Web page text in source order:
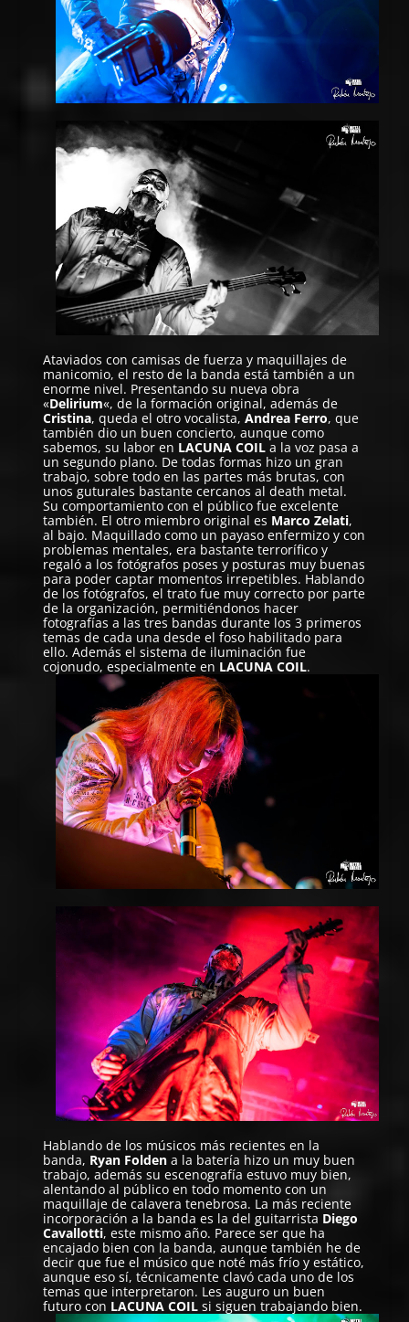
Ataviados con camisas de fuerza y maquillajes de
manicomio, el resto de la banda está también a un
enorme nivel. Presentando su nueva obra
«Delirium«, de la formación original, además de
Cristina, queda el otro vocalista,Andrea Ferro, que
también dio un buen concierto, aunque como
sabemos, su labor en LACUNA COIL a la voz pasa a
un segundo plano. De todas formas hizo un gran
trabajo, sobre todo en las partes más brutas, con
unos guturales bastante cercanos al death metal.
Su comportamiento con el público fue excelente
también. El otro miembro original es Marco Zelati,
al bajo. Maquillado como un payaso enfermizo y con
problemas mentales, era bastante terrorífico y
regaló a los fotógrafos poses y posturas muy buenas
para poder captar momentos irrepetibles. Hablando
de los fotógrafos, el trato fue muy correcto por parte
de la organización, permitiéndonos hacer
fotografías a las tres bandas durante los 3 primeros
temas de cada una desde el foso habilitado para
ello. Además el sistema de iluminación fue
cojonudo, especialmente en LACUNA COIL.
Hablando de los músicos más recientes en la
banda, Ryan Folden a la batería hizo un muy buen
trabajo, además su escenografía estuvo muy bien,
alentando al público en todo momento con un
maquillaje de calavera tenebrosa. La más reciente
incorporación a la banda es la del guitarrista Diego
Cavallotti, este mismo año. Parece ser que ha
encajado bien con la banda, aunque también he de
decir que fue el músico que noté más frío y estático,
aunque eso sí, técnicamente clavó cada uno de los
temas que interpretaron. Les auguro un buen
futuro con LACUNA COIL si siguen trabajando bien.